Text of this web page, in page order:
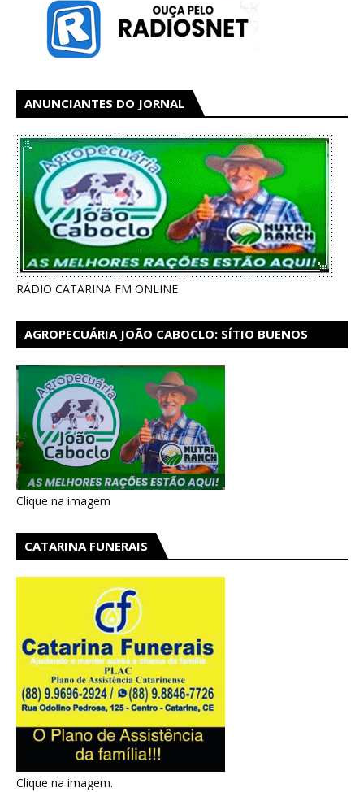
ANUNCIANTES DO JORNAL
RÁDIO CATARINA FM ONLINE
AGROPECUÁRIA JOÃO CABOCLO: SÍTIO BUENOS
Clique na imagem
CATARINA FUNERAIS
Clique na imagem.